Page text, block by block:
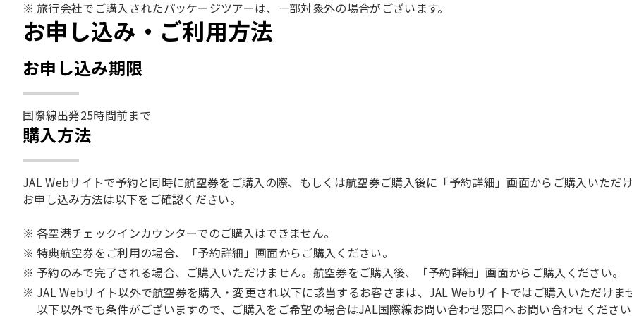
旅行会社でご購入されたパッケージツアーは、一部対象外の場合がございます。
お申し込み・ご利用方法
お申し込み期限
国際線出発25時間前まで
購入方法
JAL Webサイトで予約と同時に航空券をご購入の際、もしくは航空券ご購入後に「予約詳細」画面からご購入いただけ
お申し込み方法は以下をご確認ください。
各空港チェックインカウンターでのご購入はできません。
特典航空券をご利用の場合、「予約詳細」画面からご購入ください。
予約のみで完了される場合、ご購入いただけません。航空券をご購入後、「予約詳細」画面からご購入ください。
JAL Webサイト以外で航空券を購入・変更され以下に該当するお客さまは、JAL Webサイトではご購入いただけま
以下以外でも条件がございますので、ご購入をご希望の場合はJAL国際線お問い合わせ窓口へお問い合わせください